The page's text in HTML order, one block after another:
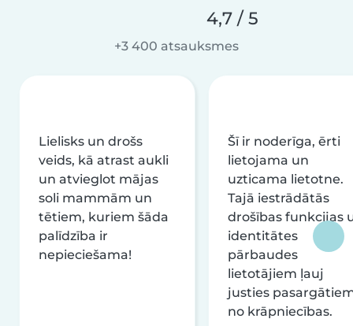
4,7 / 5
+3 400 atsauksmes
Lielisks un drošs
veids, kā atrast aukli
un atvieglot mājas
soli mammām un
tētiem, kuriem šāda
palīdzība ir
nepieciešama!
Šī ir noderīga, ērti
lietojama un
uzticama lietotne.
Tajā iestrādātās
drošības funkcijas
identitātes
pārbaudes
lietotājiem ļauj
justies
no krāpniecības.